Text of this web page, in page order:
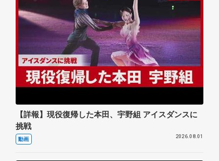
【詳報】現役復帰した本田、宇野組 アイスダンスに
挑戦
動画 2026.08.01